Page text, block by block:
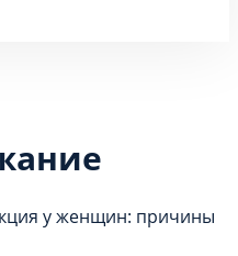
у женщин: причины